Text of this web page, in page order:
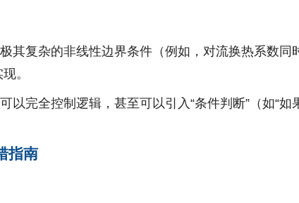
其复杂的非线性边界条件（例如，对流换热系数
。
以完全控制逻辑，甚至可以引入“条件判断”（如“
指南